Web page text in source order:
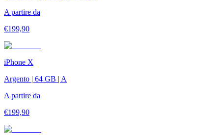
A partire da
€199,90
iPhone X
Argento | 64 GB | A
A partire da
€199,90